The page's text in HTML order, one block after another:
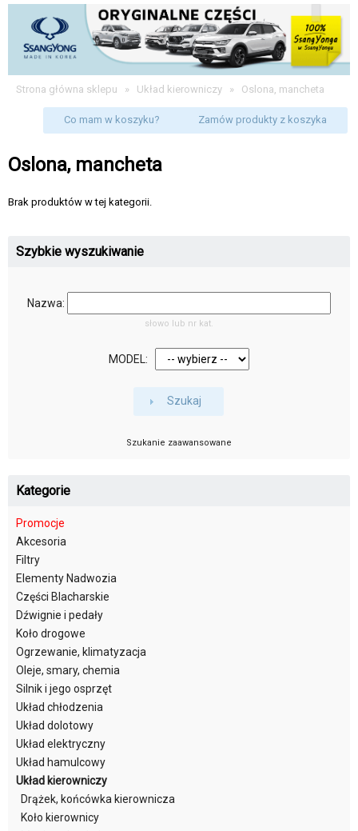
Strona główna sklepu » Układ kierowniczy » Oslona, mancheta
Co mam w koszyku? Zamów produkty z koszyka
Oslona, mancheta
Brak produktów w tej kategorii.
Szybkie wyszukiwanie
Nazwa:
słowo lub nr kat.
MODEL:
Szukaj
Szukanie zaawansowane
Kategorie
Promocje
Akcesoria
Filtry
Elementy Nadwozia
Części Blacharskie
Dźwignie i pedały
Koło drogowe
Ogrzewanie, klimatyzacja
Oleje, smary, chemia
Silnik i jego osprzęt
Układ chłodzenia
Układ dolotowy
Układ elektryczny
Układ hamulcowy
Układ kierowniczy
Drążek, końcówka kierownicza
Koło kierownicy